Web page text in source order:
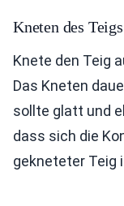
Kneten des Teigs
Knete den Teig
Das Kneten
sollte glatt und
dass sich die
gekneteter Teig